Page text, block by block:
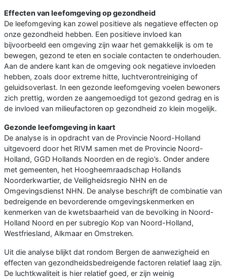
Effecten van leefomgeving op gezondheid
De leefomgeving kan zowel positieve als negatieve effecten op
onze gezondheid hebben. Een positieve invloed kan
bijvoorbeeld een omgeving zijn waar het gemakkelijk is om te
bewegen, gezond te eten en sociale contacten te onderhouden.
Aan de andere kant kan de omgeving ook negatieve invloeden
hebben, zoals door extreme hitte, luchtverontreiniging of
geluidsoverlast. In een gezonde leefomgeving voelen bewoners
zich prettig, worden ze aangemoedigd tot gezond gedrag en is
de invloed van milieufactoren op gezondheid zo klein mogelijk.
Gezonde leefomgeving in kaart
De analyse is in opdracht van de Provincie Noord-Holland
uitgevoerd door het RIVM samen met de Provincie Noord-
Holland, GGD Hollands Noorden en de regio’s. Onder andere
met gemeenten, het Hoogheemraadschap Hollands
Noorderkwartier, de Veiligheidsregio NHN en de
Omgevingsdienst NHN. De analyse beschrijft de combinatie van
bedreigende en bevorderende omgevingskenmerken en
kenmerken van de kwetsbaarheid van de bevolking in Noord-
Holland Noord en per subregio Kop van Noord-Holland,
Westfriesland, Alkmaar en Omstreken.
Uit die analyse blijkt dat rondom Bergen de aanwezigheid en
effecten van gezondheidsbedreigende factoren relatief laag zijn.
De luchtkwaliteit is hier relatief goed, er zijn weinig